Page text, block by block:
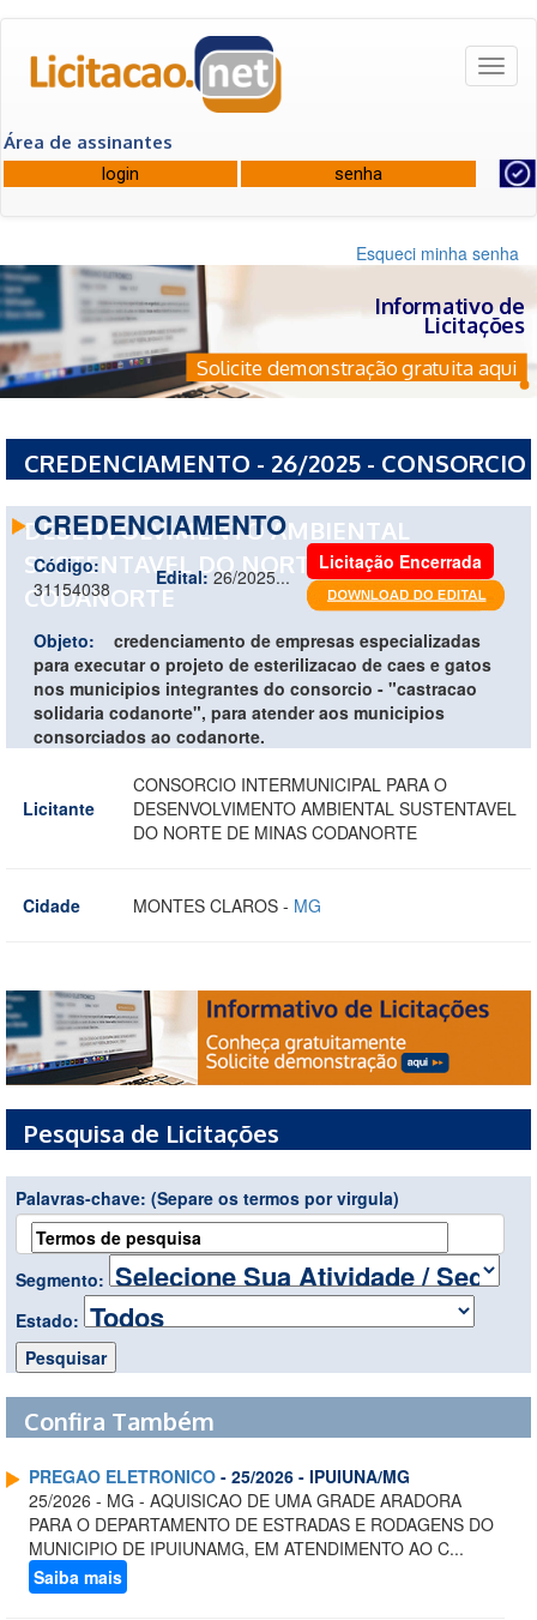
Área de assinantes
Esqueci minha senha
Informativo de
Licitações
Solicite demonstração gratuita aqui
CREDENCIAMENTO - 26/2025 - CONSORCIO
DESENVOLVIMENTO AMBIENTAL
SUSTENTAVEL DO NORTE DE MINAS
CODANORTE
CREDENCIAMENTO
Código:
31154038
Edital:26/2025...
Licitação Encerrada
Objeto:
credenciamento de empresas especializadas
para executar o projeto de esterilizacao de caes e gatos
nos municipios integrantes do consorcio - "castracao
solidaria codanorte", para atender aos municipios
consorciados ao codanorte.
Licitante
CONSORCIO INTERMUNICIPAL PARA O
DESENVOLVIMENTO AMBIENTAL SUSTENTAVEL
DO NORTE DE MINAS CODANORTE
Cidade MONTES CLAROS - MG
Pesquisa de Licitações
Palavras-chave: (Separe os termos por virgula)
Segmento:
Estado:
Confira Também
PREGAO ELETRONICO - 25/2026 - IPUIUNA/MG
25/2026 - MG - AQUISICAO DE UMA GRADE ARADORA
PARA O DEPARTAMENTO DE ESTRADAS E RODAGENS DO
MUNICIPIO DE IPUIUNAMG, EM ATENDIMENTO AO C...
Saiba mais